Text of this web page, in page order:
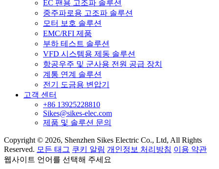
EC 팬용 고조파 솔루션
중주파로용 고조파 솔루션
모터 보호 솔루션
EMC/RFI 제품
부하 테스트 솔루션
VFD 시스템용 제동 솔루션
항공우주 및 군사용 전원 공급 장치
계통 연계 솔루션
전기 도금용 변압기
고객 센터
+86 13925228810
Sikes@sikes-elec.com
제품 및 솔루션 문의
Copyright © 2026, Shenzhen Sikes Electric Co., Ltd, All Rights
Reserved. 모든 태그 쿠키 알림 개인정보 처리방침 이용 약관
웹사이트 언어를 선택해 주세요